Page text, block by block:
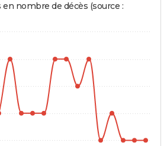
nombre de décès (source :